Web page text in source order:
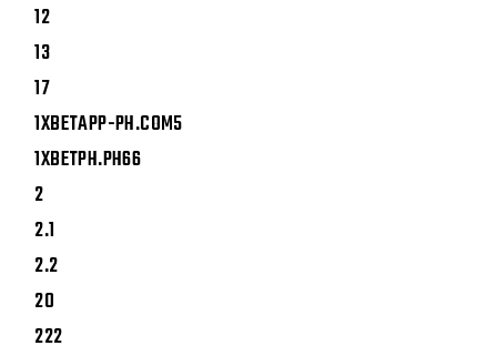
12
13
17
1XBETAPP-PH.COM5
1XBETPH.PH66
2
2.1
2.2
20
222